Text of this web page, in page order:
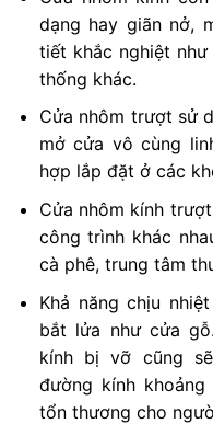
dạng hay giãn nở,
tiết khắc nghiệt
thống khác.
Cửa nhôm trượt sử
mở cửa vô cùng
hợp lắp đặt ở các
Cửa nhôm kính
công trình khác
cà phê, trung tâm
Khả năng chịu
bắt lửa như cửa
kính bị vỡ cũng
đường kính
tổn thương cho